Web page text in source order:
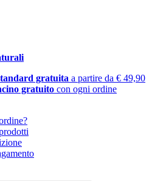
gratuita a partire da € 49,90
gratuito con ogni ordine